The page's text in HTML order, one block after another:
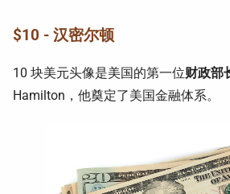
$10 - 汉密尔顿
10 块美元头像是美国的第一位财政部
Hamilton，他奠定了美国金融体系。